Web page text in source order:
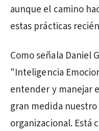
aunque el camino
estas prácticas
Como señala Daniel
"Inteligencia
entender y manejar
gran medida
organizacional. Está